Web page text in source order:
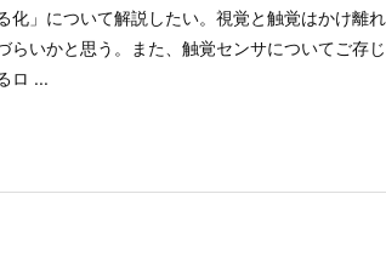
化」について解説したい。視覚と触覚はかけ離
らいかと思う。また、触覚センサについてご存
ロ ...